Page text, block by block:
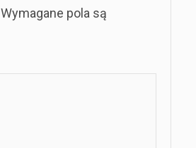
Wymagane pola są